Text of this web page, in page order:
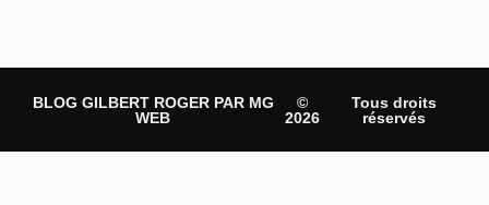
BLOG GILBERT ROGER PAR MG
WEB
©
2026
Tous droits
réservés